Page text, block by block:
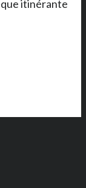
itinérante